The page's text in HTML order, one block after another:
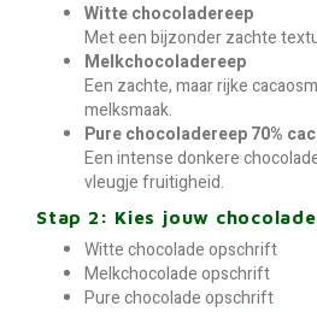
Witte chocoladereep
Met een bijzonder zachte
Melkchocoladereep
Een zachte, maar rijke
melksmaak.
Pure chocoladereep 70%
Een intense donkere
vleugje fruitigheid.
Stap 2: Kies jouw
Witte chocolade opschrift
Melkchocolade opschrift
Pure chocolade opschrift